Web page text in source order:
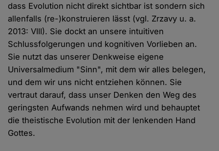
dass Evolution nicht direkt sichtbar ist sondern sich
allenfalls (re-)konstruieren lässt (vgl. Zrzavy u. a.
2013: VIII). Sie dockt an unsere intuitiven
Schlussfolgerungen und kognitiven Vorlieben an.
Sie nutzt das unserer Denkweise eigene
Universalmedium "Sinn", mit dem wir alles belegen,
und dem wir uns nicht entziehen können. Sie
vertraut darauf, dass unser Denken den Weg des
geringsten Aufwands nehmen wird und behauptet
die theistische Evolution mit der lenkenden Hand
Gottes.